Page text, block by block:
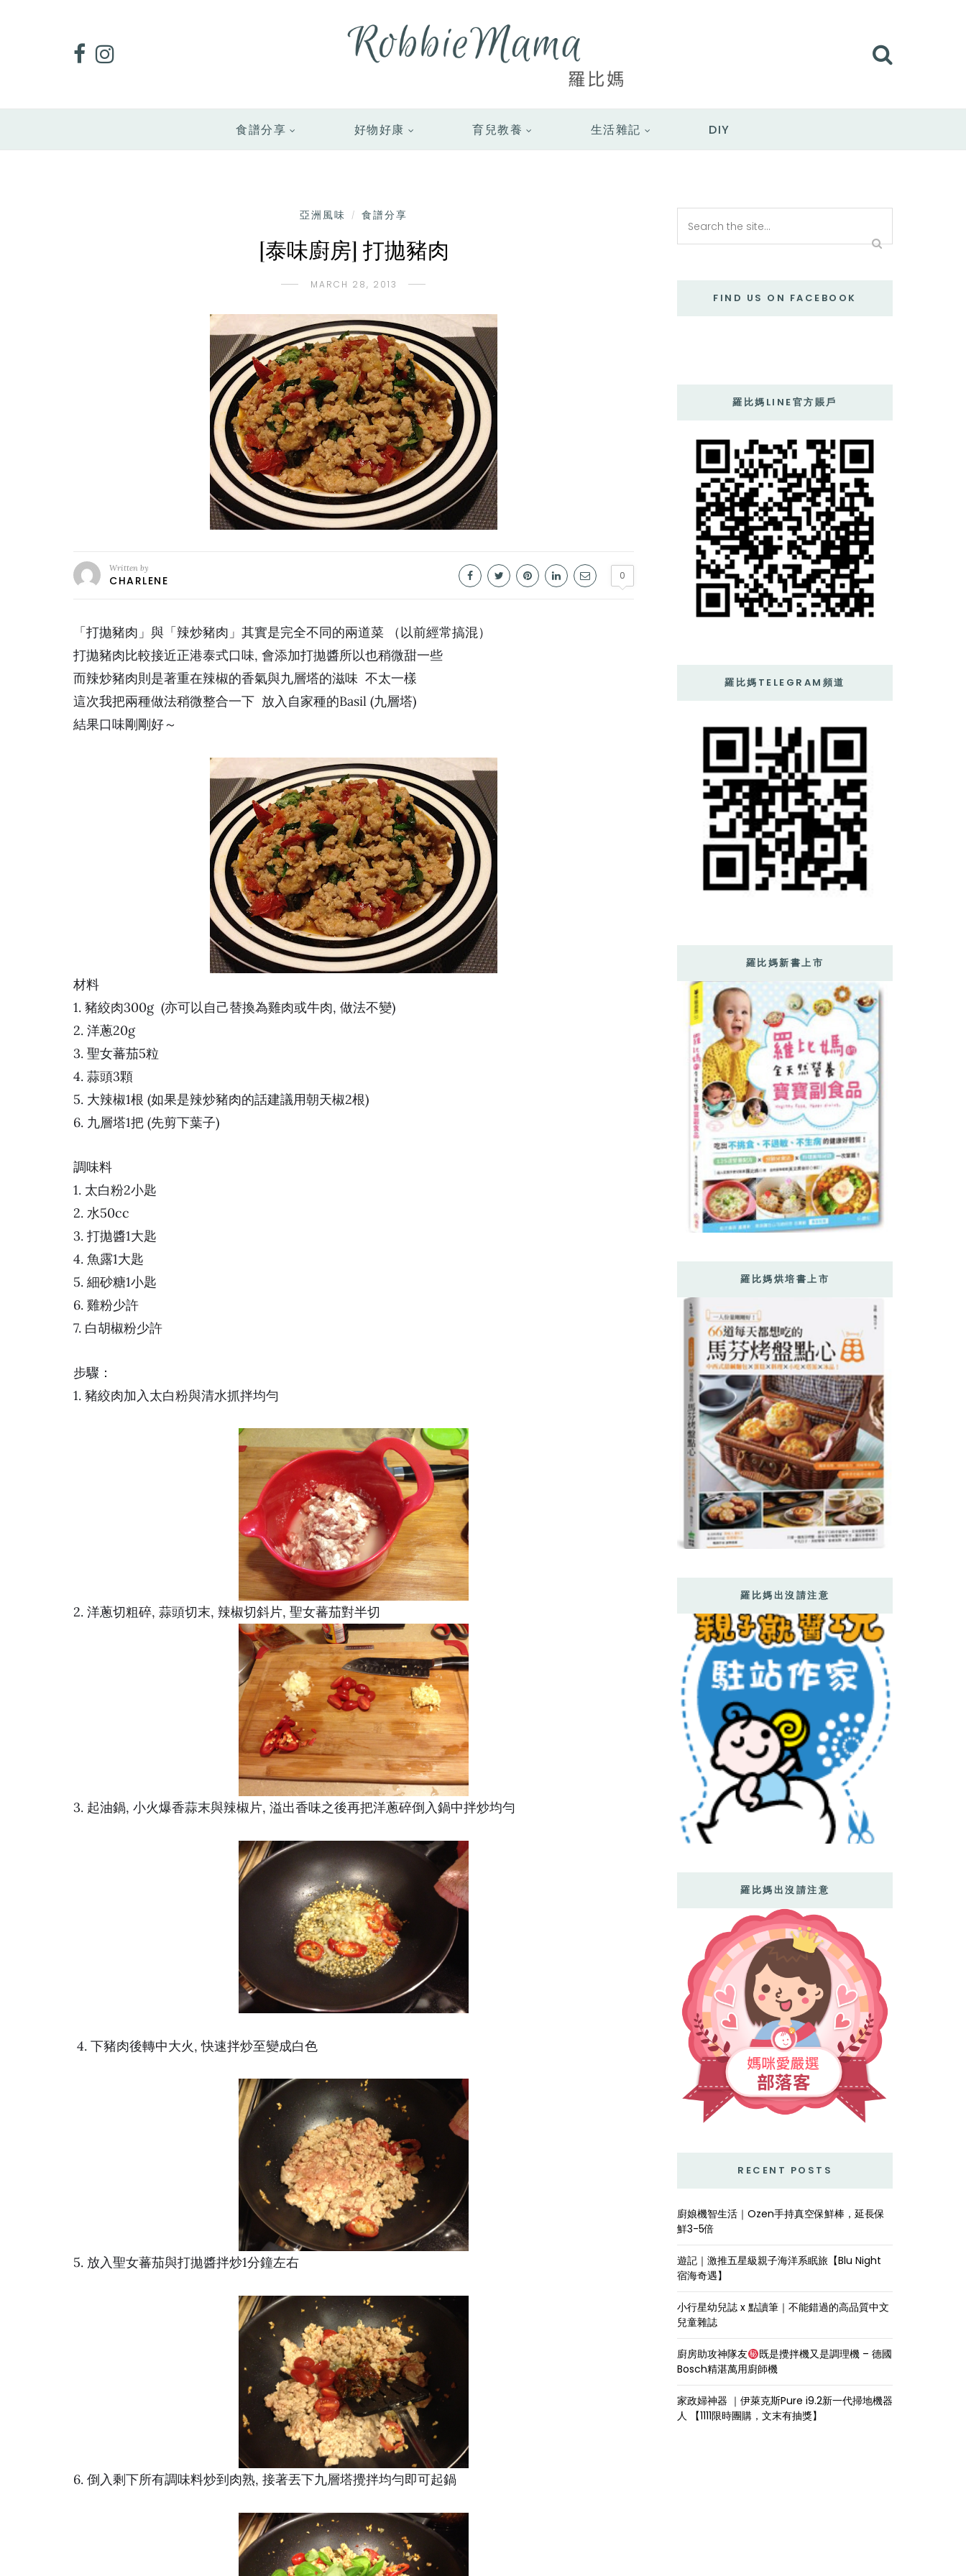
食譜分享 好物好康 育兒教養 生活雜記 DIY
亞洲風味 / 食譜分享
[泰味廚房] 打拋豬肉
MARCH 28, 2013
Written by
CHARLENE 0
「打拋豬肉」與「辣炒豬肉」其實是完全不同的兩道菜 （以前經常搞混）
打拋豬肉比較接近正港泰式口味, 會添加打拋醬所以也稍微甜一些
而辣炒豬肉則是著重在辣椒的香氣與九層塔的滋味 不太一樣
這次我把兩種做法稍微整合一下 放入自家種的Basil (九層塔)
結果口味剛剛好～
材料
1. 豬絞肉300g (亦可以自己替換為雞肉或牛肉, 做法不變)
2. 洋蔥20g
3. 聖女蕃茄5粒
4. 蒜頭3顆
5. 大辣椒1根 (如果是辣炒豬肉的話建議用朝天椒2根)
6. 九層塔1把 (先剪下葉子)
調味料
1. 太白粉2小匙
2. 水50cc
3. 打拋醬1大匙
4. 魚露1大匙
5. 細砂糖1小匙
6. 雞粉少許
7. 白胡椒粉少許
步驟：
1. 豬絞肉加入太白粉與清水抓拌均勻
2. 洋蔥切粗碎, 蒜頭切末, 辣椒切斜片, 聖女蕃茄對半切
3. 起油鍋, 小火爆香蒜末與辣椒片, 溢出香味之後再把洋蔥碎倒入鍋中拌炒均勻
4. 下豬肉後轉中大火, 快速拌炒至變成白色
5. 放入聖女蕃茄與打拋醬拌炒1分鐘左右
6. 倒入剩下所有調味料炒到肉熟, 接著丟下九層塔攪拌均勻即可起鍋
FIND US ON FACEBOOK
羅比媽LINE官方賬戶
羅比媽TELEGRAM頻道
羅比媽新書上市
羅比媽烘培書上市
羅比媽出沒請注意
羅比媽出沒請注意
RECENT POSTS
廚娘機智生活｜Ozen手持真空保鮮棒，延長保
鮮3-5倍
遊記｜激推五星級親子海洋系眠旅【Blu Night
宿海奇遇】
小行星幼兒誌 x 點讀筆｜不能錯過的高品質中文
兒童雜誌
廚房助攻神隊友
既是攪拌機又是調理機 – 德國
Bosch精湛萬用廚師機
家政婦神器 ｜伊萊克斯Pure i9.2新一代掃地機器
人 【1111限時團購，文末有抽獎】